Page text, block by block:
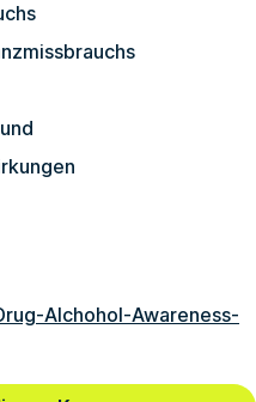
Alchohol-Awareness-